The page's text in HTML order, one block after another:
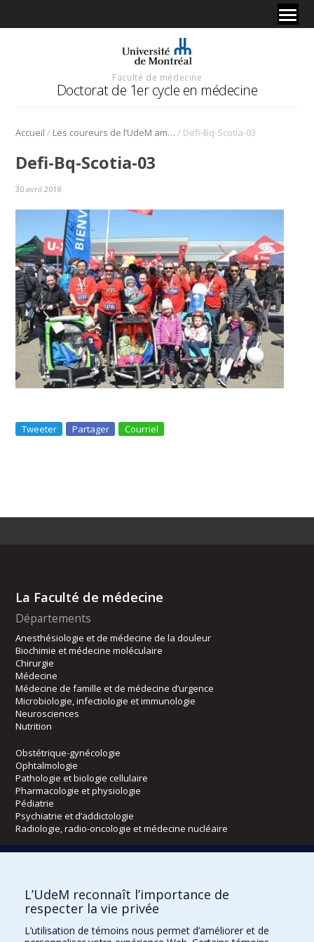
Faculté de médecine
Doctorat de 1er cycle en médecine
Accueil / Les coureurs de l’UdeM amassent 15 000 $ au Défi caritatif Banque Scotia / Defi-Bq-Scotia-03
Defi-Bq-Scotia-03
30 avril 2018
Tweeter Partager Courriel
La Faculté de médecine
Départements
Anesthésiologie et de médecine de la douleur
Biochimie et médecine moléculaire
Chirurgie
Médecine
Médecine de famille et de médecine d’urgence
Microbiologie, infectiologie et immunologie
Neurosciences
Nutrition
Obstétrique-gynécologie
Ophtalmologie
Pathologie et biologie cellulaire
Pharmacologie et physiologie
Pédiatrie
Psychiatrie et d’addictologie
Radiologie, radio-oncologie et médecine nucléaire
Kinésiologie et des sciences de l’activité physique
Orthophonie et audiologie
L’UdeM reconnaît l’importance de
respecter la vie privée
L’utilisation de témoins nous permet d’améliorer et de